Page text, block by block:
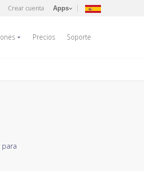
Crear cuenta Apps
Precios Soporte